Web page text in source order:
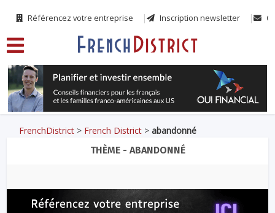
Référencez votre entreprise Inscription newsletter
FrenchDistrict > French District >abandonné
THÈME - ABANDONNÉ